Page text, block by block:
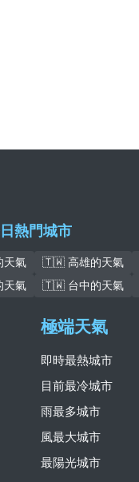
熱門城市
氣 🇹🇼 高雄的天氣
氣 🇹🇼 台中的天氣
極端天氣
即時最熱城市
目前最冷城市
雨最多城市
風最大城市
最陽光城市